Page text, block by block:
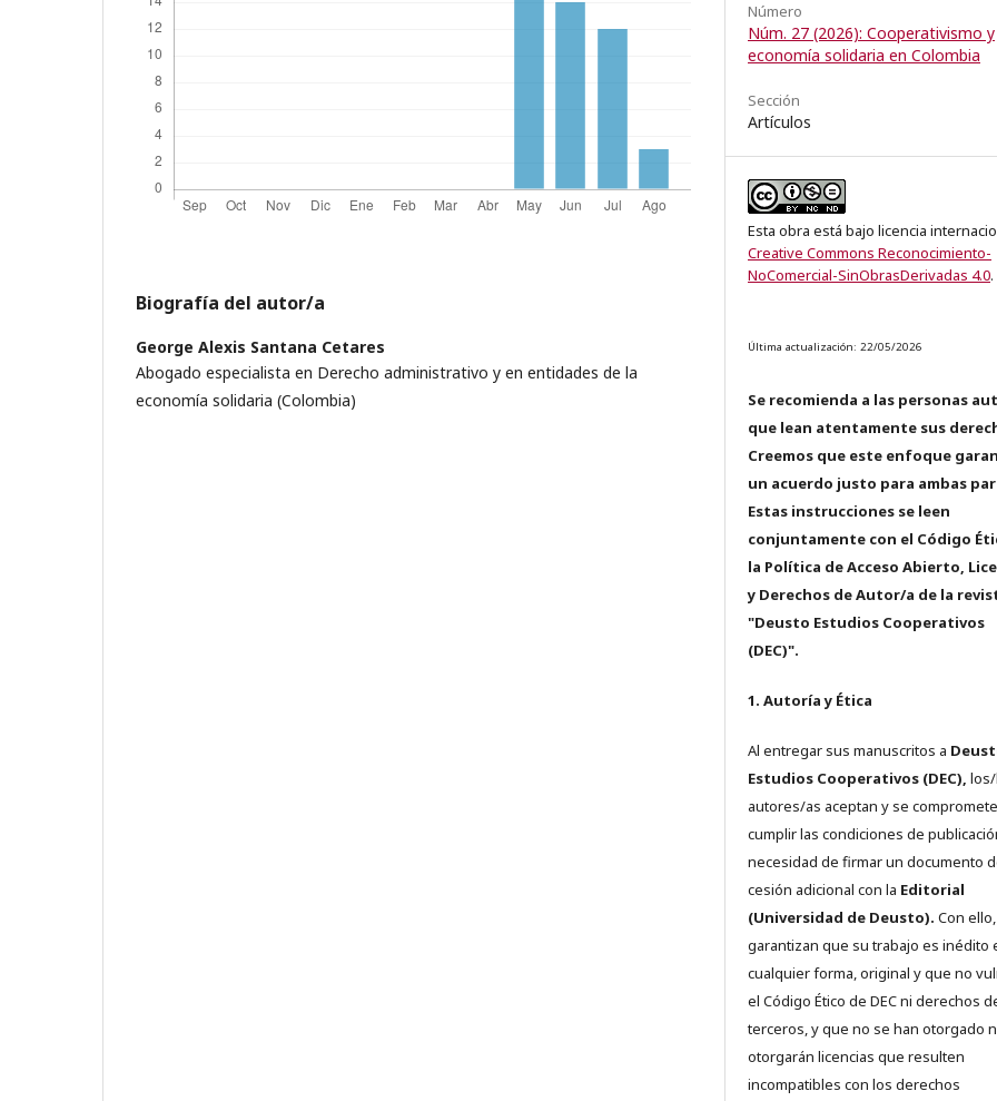
Biografía del autor/a
George Alexis Santana Cetares
Abogado especialista en Derecho administrativo y en entidades de la
economía solidaria (Colombia)
Número
Núm. 27 (2026): Cooperativismo y
economía solidaria en Colombia
Sección
Artículos
Esta obra está bajo licencia
Creative Commons Reconocimiento-
NoComercial-SinObrasDerivadas 4.0.
Última actualización: 22/05/2026
Se recomienda a las personas
que lean atentamente sus
Creemos que este enfoque
un acuerdo justo para ambas
Estas instrucciones se leen
conjuntamente con el Código
la Política de Acceso Abierto,
y Derechos de Autor/a de la
"Deusto Estudios Cooperativos
(DEC)".
1. Autoría y Ética
Al entregar sus manuscritos a
Estudios Cooperativos (DEC),
autores/as aceptan y se
cumplir las condiciones de
necesidad de firmar un documento
cesión adicional con la Editorial
(Universidad de Deusto). Con ello,
garantizan que su trabajo es inédito
cualquier forma, original y que no
el Código Ético de DEC ni derechos
terceros, y que no se han otorgado
otorgarán licencias que resulten
incompatibles con los derechos